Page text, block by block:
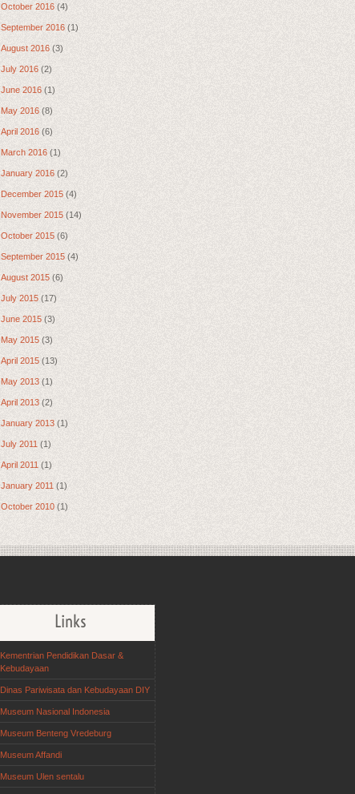
October 2016 (4)
September 2016 (1)
August 2016 (3)
July 2016 (2)
June 2016 (1)
May 2016 (8)
April 2016 (6)
March 2016 (1)
January 2016 (2)
December 2015 (4)
November 2015 (14)
October 2015 (6)
September 2015 (4)
August 2015 (6)
July 2015 (17)
June 2015 (3)
May 2015 (3)
April 2015 (13)
May 2013 (1)
April 2013 (2)
January 2013 (1)
July 2011 (1)
April 2011 (1)
January 2011 (1)
October 2010 (1)
Links
Kementrian Pendidikan Dasar &
Kebudayaan
Dinas Pariwisata dan Kebudayaan DIY
Museum Nasional Indonesia
Museum Benteng Vredeburg
Museum Affandi
Museum Ulen sentalu